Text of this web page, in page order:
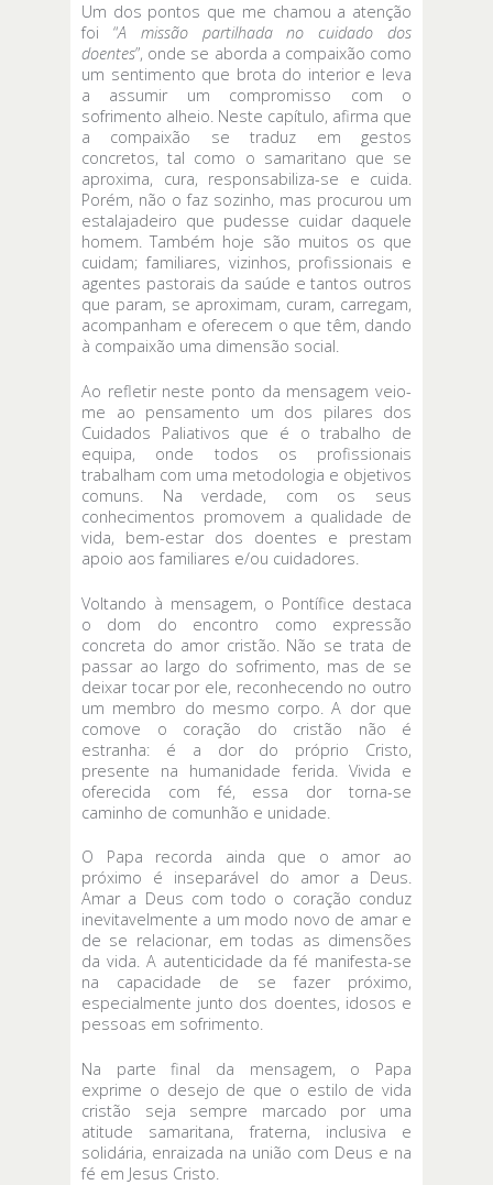
Um dos pontos que me chamou a atenção
foi “A missão partilhada no cuidado dos
doentes”, onde se aborda a compaixão como
um sentimento que brota do interior e leva
a assumir um compromisso com o
sofrimento alheio. Neste capítulo, afirma que
a compaixão se traduz em gestos
concretos, tal como o samaritano que se
aproxima, cura, responsabiliza-se e cuida.
Porém, não o faz sozinho, mas procurou um
estalajadeiro que pudesse cuidar daquele
homem. Também hoje são muitos os que
cuidam; familiares, vizinhos, profissionais e
agentes pastorais da saúde e tantos outros
que param, se aproximam, curam, carregam,
acompanham e oferecem o que têm, dando
à compaixão uma dimensão social.
Ao refletir neste ponto da mensagem veio-
me ao pensamento um dos pilares dos
Cuidados Paliativos que é o trabalho de
equipa, onde todos os profissionais
trabalham com uma metodologia e objetivos
comuns. Na verdade, com os seus
conhecimentos promovem a qualidade de
vida, bem-estar dos doentes e prestam
apoio aos familiares e/ou cuidadores.
Voltando à mensagem, o Pontífice destaca
o dom do encontro como expressão
concreta do amor cristão. Não se trata de
passar ao largo do sofrimento, mas de se
deixar tocar por ele, reconhecendo no outro
um membro do mesmo corpo. A dor que
comove o coração do cristão não é
estranha: é a dor do próprio Cristo,
presente na humanidade ferida. Vivida e
oferecida com fé, essa dor torna-se
caminho de comunhão e unidade.
O Papa recorda ainda que o amor ao
próximo é inseparável do amor a Deus.
Amar a Deus com todo o coração conduz
inevitavelmente a um modo novo de amar e
de se relacionar, em todas as dimensões
da vida. A autenticidade da fé manifesta-se
na capacidade de se fazer próximo,
especialmente junto dos doentes, idosos e
pessoas em sofrimento.
Na parte final da mensagem, o Papa
exprime o desejo de que o estilo de vida
cristão seja sempre marcado por uma
atitude samaritana, fraterna, inclusiva e
solidária, enraizada na união com Deus e na
fé em Jesus Cristo.